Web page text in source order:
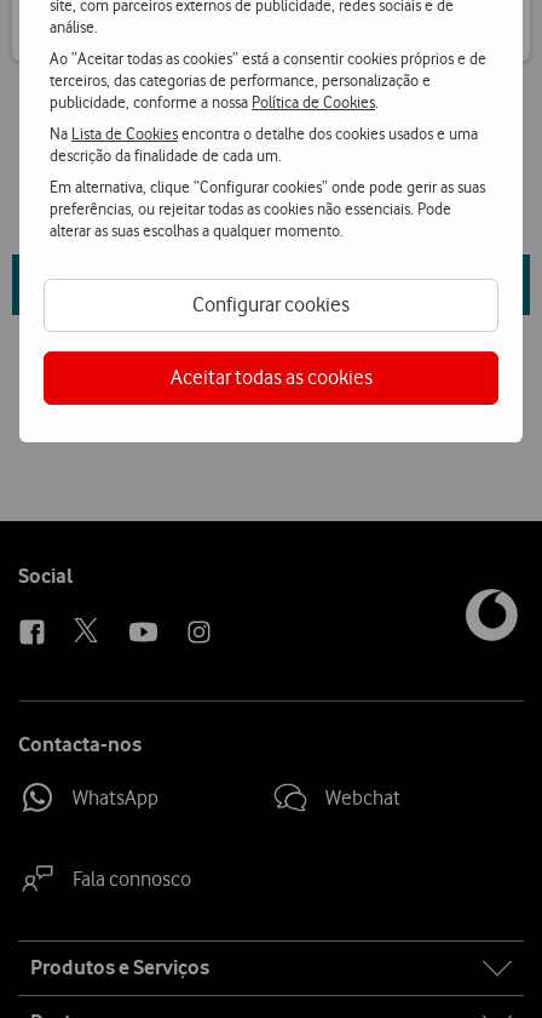
site, com parceiros externos de publicidade, redes sociais e de
análise.
Ao “Aceitar todas as cookies” está a consentir cookies próprios e de
terceiros, das categorias de performance, personalização e
publicidade, conforme a nossa Política de Cookies
Na Lista de Cookiesencontra o detalhe dos cookies usados e uma
descrição da finalidade de cada um.
Em alternativa, clique “Configurar cookies” onde pode gerir as suas
preferências, ou rejeitar todas as cookies não essenciais. Pode
alterar as suas escolhas a qualquer momento.
Configurar cookies
Aceitar todas as cookies
Saiba mais sobre as propriedades da marca e fornecedoraqui.
Ver condições Loja Online
Follow
Social
Contacta-nos
WhatsApp Webchat
Fala connosco
map
Produtos e Serviços